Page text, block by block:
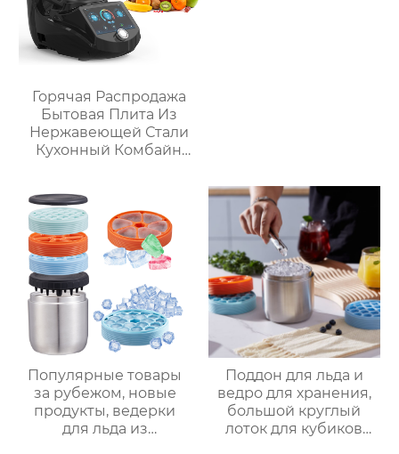
Горячая Распродажа
Бытовая Плита Из
Нержавеющей Стали
Кухонный Комбайн
Робот De Cocina
Популярные товары
за рубежом, новые
продукты, ведерки
для льда из
Поддон для льда и
ведро для хранения,
большой круглый
лоток для кубиков